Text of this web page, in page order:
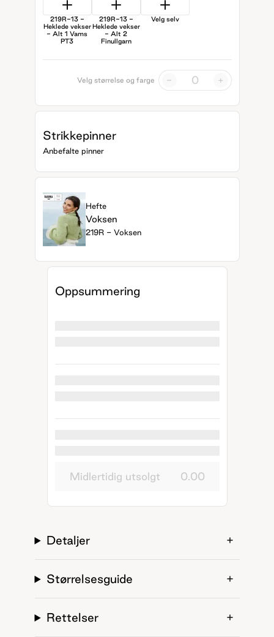
219R-13 -
Heklede vekser
- Alt 1 Vams
PT3
219R-13 -
Heklede vekser
- Alt 2
Finullgarn
Velg selv
Velg størrelse og farge - +
Strikkepinner
Anbefalte pinner
Hefte
Voksen
219R - Voksen
Oppsummering
Midlertidig utsolgt 0.00
Detaljer
Størrelsesguide
Rettelser